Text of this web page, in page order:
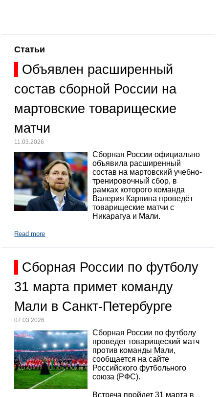
Статьи
Объявлен расширенный
состав сборной России на
мартовские товарищеские
матчи
11.03.2026
Сборная России официально
объявила расширенный
состав на мартовский учебно-
тренировочный сбор, в
рамках которого команда
Валерия Карпина проведёт
товарищеские матчи с
Никарагуа и Мали.
Read more
Сборная России по футболу
31 марта примет команду
Мали в Санкт-Петербурге
07.03.2026
Сборная России по футболу
проведет товарищеский матч
против команды Мали,
сообщается на сайте
Российского футбольного
союза (РФС).
Встреча пройдет 31 марта в